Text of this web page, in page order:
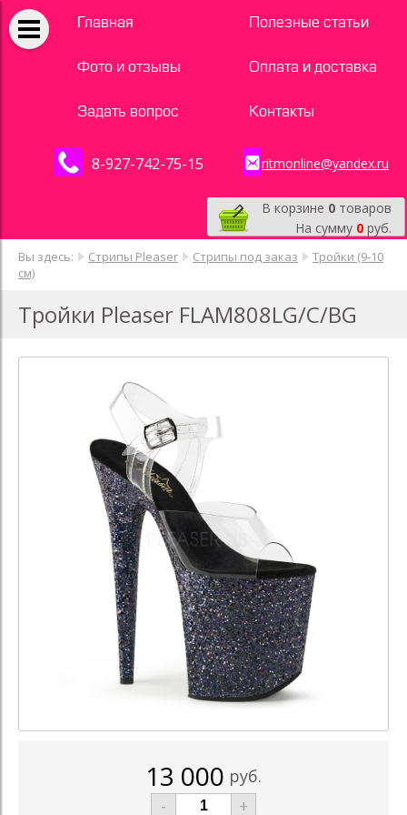
Главная Полезные статьи
Фото и отзывы Оплата и доставка
Задать вопрос Контакты
8-927-742-75-15 ritmonline@yandex.ru
В корзине 0 товаров
На сумму 0 руб.
Вы здесь: Стрипы Pleaser Стрипы под заказ
Тройки (9-10
см)
Тройки Pleaser FLAM808LG/C/BG
13 000 руб.
-
+